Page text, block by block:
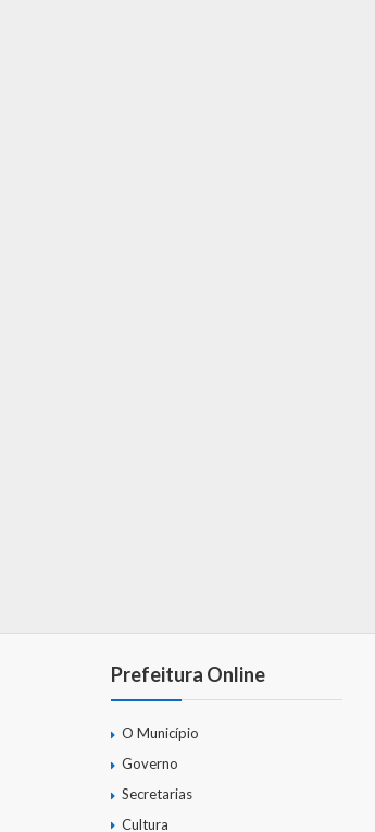
Prefeitura Online
O Município
Governo
Secretarias
Cultura